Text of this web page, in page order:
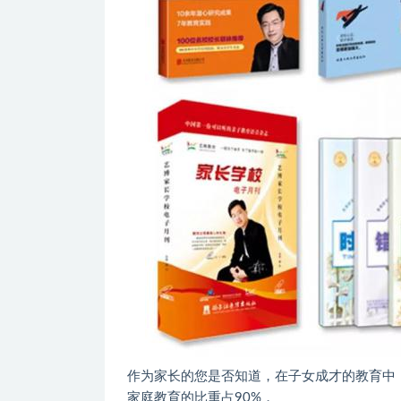
作为家长的您是否知道，在子女成才的教育中
家庭教育的比重占90%，